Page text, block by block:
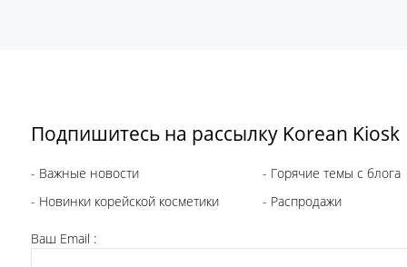
Подпишитесь на рассылку Korean Kiosk
- Важные новости
- Горячие темы с блога
- Новинки корейской косметики
- Распродажи
Ваш Email :